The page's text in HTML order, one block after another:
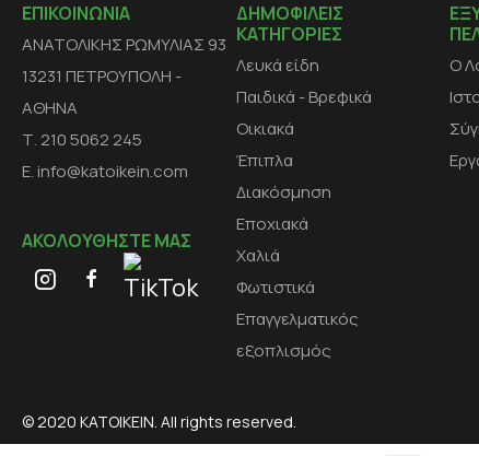
ΕΠΙΚΟΙΝΩΝΙΑ
ΑΝΑΤΟΛΙΚΗΣ ΡΩΜΥΛΙΑΣ 93
13231 ΠΕΤΡΟΥΠΟΛΗ -
ΑΘΗΝΑ
Τ. 210 5062 245
E. info@katoikein.com
ΑΚΟΛΟΥΘΗΣΤΕ ΜΑΣ
ΔΗΜΟΦΙΛΕΙΣ
ΚΑΤΗΓΟΡΙΕΣ
Λευκά είδη
Παιδικά - Βρεφικά
Οικιακά
Έπιπλα
Διακόσμηση
Εποχιακά
Χαλιά
Φωτιστικά
Επαγγελματικός
εξοπλισμός
Ο
© 2020 KATOIKEIN. All rights reserved.